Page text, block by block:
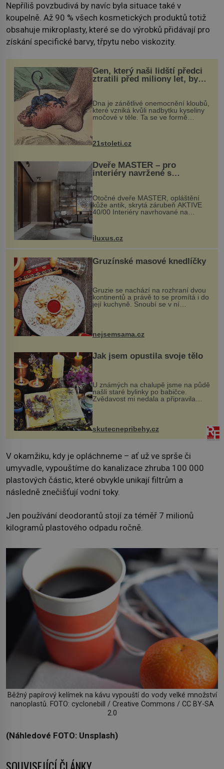
Nepříliš povzbudivá by navíc byla situace také v
koupelně. Až 90 % všech kosmetických produktů totiž
obsahuje mikroplasty, které se do výrobků přidávají pro
získání specifické barvy, třpytu nebo viskozity.
Gen, který naši lidští předci
ztratili před miliony let, by
mohl pomoci s léčbou
„nemoci králů“
Dna je zánětlivé onemocnění kloubů,
které vzniká kvůli nadbytku kyseliny
močové v těle. Ta se ve formě
nohou, a způsobuje bole...
21stoleti.cz
Dveře MASTER – pro
interiéry navržené s
rozumem i vášní!
Otočné dveře MASTER, opláštění
kůže antik, skrytá zárubeň AKTIVE
40/00 Interiéry navrhované na
zakázku často vyžadují atypické
rozměry nejen nábytku, ale i
dnes umož...
iluxus.cz
Gruzínské masové knedlíčky
Gruzie se nachází na rozhraní dvou
kontinentů a právě to se promítá i do
její kuchyně. Snoubí se v ní
evropské a asijské chutě a díky tomu
vznikají rozmanité a chuťově bohaté
pokrmy, které rozhodně st...
nejsemsama.cz
Jak jsem opustila svoje tělo
U známých na chalupě jsme na půdě
našli staré bylinky po babičce.
Zvědavost mi nedala a připravila
jsem si z nich lektvar… Zimní pobyt
na chalupě se pro mě vlastní vinou
změnil v děsivý zážitek, na kt...
skutecnepribehy.cz
V okamžiku, kdy je opláchneme – ať už ve sprše či
umyvadle, vypouštíme do kanalizace zhruba 100 000
plastových částic, které obvykle unikají filtrům a
následně znečišťují vodní toky.
Jen používání deodorantů stojí za téměř 7 milionů
kilogramů plastového odpadu ročně.
Běžný papírový kelímek na kávu vypouští do vody velké množství
nanoplastů. FOTO: cyclonebill / Creative Commons / CC BY-SA
2.0
(Náhledové FOTO: Unsplash)
SOUVISEJÍCÍ ČLÁNKY